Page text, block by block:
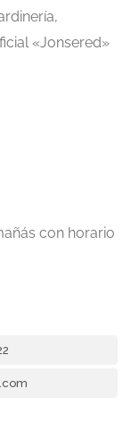
«Jonsered»
con horario